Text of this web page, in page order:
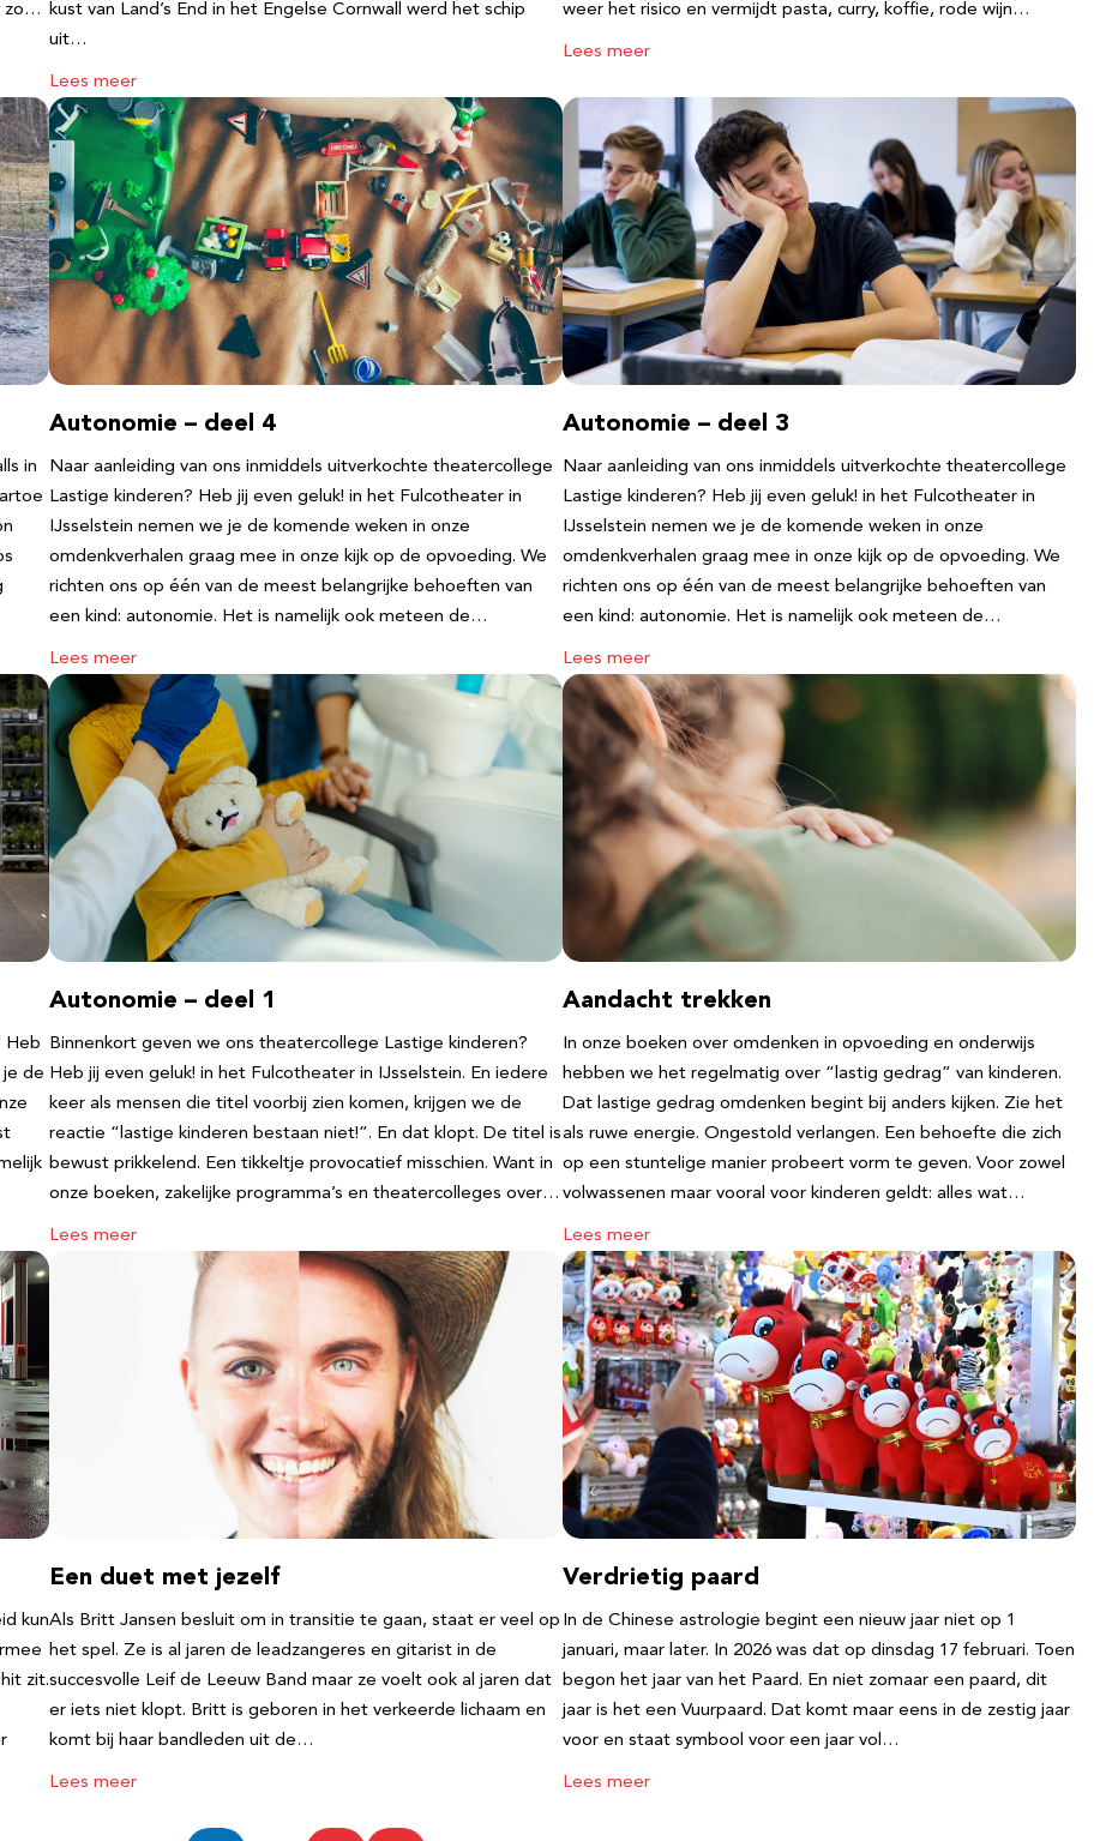
zo… kust van Land’s End in het Engelse Cornwall werd het schip
uit…
Lees meer
weer het risico en vermijdt pasta, curry, koffie, rode wijn…
Lees meer
in
Autonomie – deel 4
Naar aanleiding van ons inmiddels uitverkochte theatercollege
Lastige kinderen? Heb jij even geluk! in het Fulcotheater in
IJsselstein nemen we je de komende weken in onze
omdenkverhalen graag mee in onze kijk op de opvoeding. We
richten ons op één van de meest belangrijke behoeften van
een kind: autonomie. Het is namelijk ook meteen de…
Lees meer
Autonomie – deel 3
Naar aanleiding van ons inmiddels uitverkochte theatercollege
Lastige kinderen? Heb jij even geluk! in het Fulcotheater in
IJsselstein nemen we je de komende weken in onze
omdenkverhalen graag mee in onze kijk op de opvoeding. We
richten ons op één van de meest belangrijke behoeften van
een kind: autonomie. Het is namelijk ook meteen de…
Lees meer
Heb
je de
Autonomie – deel 1
Binnenkort geven we ons theatercollege Lastige kinderen?
Heb jij even geluk! in het Fulcotheater in IJsselstein. En iedere
keer als mensen die titel voorbij zien komen, krijgen we de
reactie “lastige kinderen bestaan niet!”. En dat klopt. De titel is
bewust prikkelend. Een tikkeltje provocatief misschien. Want in
onze boeken, zakelijke programma’s en theatercolleges over…
Lees meer
Aandacht trekken
In onze boeken over omdenken in opvoeding en onderwijs
hebben we het regelmatig over “lastig gedrag” van kinderen.
Dat lastige gedrag omdenken begint bij anders kijken. Zie het
als ruwe energie. Ongestold verlangen. Een behoefte die zich
op een stuntelige manier probeert vorm te geven. Voor zowel
volwassenen maar vooral voor kinderen geldt: alles wat…
Lees meer
kun
zit.
Een duet met jezelf
Als Britt Jansen besluit om in transitie te gaan, staat er veel op
het spel. Ze is al jaren de leadzangeres en gitarist in de
succesvolle Leif de Leeuw Band maar ze voelt ook al jaren dat
er iets niet klopt. Britt is geboren in het verkeerde lichaam en
komt bij haar bandleden uit de…
Lees meer
Verdrietig paard
In de Chinese astrologie begint een nieuw jaar niet op 1
januari, maar later. In 2026 was dat op dinsdag 17 februari. Toen
begon het jaar van het Paard. En niet zomaar een paard, dit
jaar is het een Vuurpaard. Dat komt maar eens in de zestig jaar
voor en staat symbool voor een jaar vol…
Lees meer